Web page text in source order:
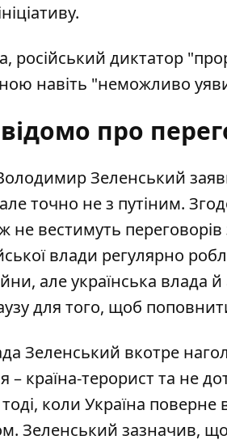
російський диктатор
навіть "неможливо
про
Зеленський
точно не з путіним.
не вестимуть переговорів
влади регулярно
але українська влада
для того, щоб
Зеленський вкотре
– країна-терорист та не
коли Україна поверне
Зеленський зазначив, що